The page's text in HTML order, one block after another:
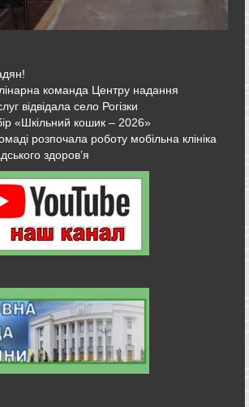
команда Центру надання
відвідала село Рогізки
«Шкільний кошик – 2026»
розпочала роботу мобільна клініка
здоров’я